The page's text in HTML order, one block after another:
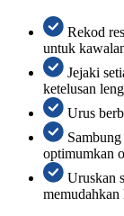
Rekod
untuk
Jejaki
ketelusan
Urus
optimumkan
Uruskan